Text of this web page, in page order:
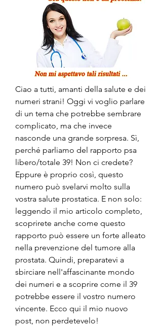
Ciao a tutti, amanti della salute e dei
numeri strani! Oggi vi voglio parlare
di un tema che potrebbe sembrare
complicato, ma che invece
nasconde una grande sorpresa. Sì,
perché parliamo del rapporto psa
libero/totale 39! Non ci credete?
Eppure è proprio così, questo
numero può svelarvi molto sulla
vostra salute prostatica. E non solo:
leggendo il mio articolo completo,
scoprirete anche come questo
rapporto può essere un forte alleato
nella prevenzione del tumore alla
prostata. Quindi, preparatevi a
sbirciare nell'affascinante mondo
dei numeri e a scoprire come il 39
potrebbe essere il vostro numero
vincente. Ecco qui il mio nuovo
post, non perdetevelo!